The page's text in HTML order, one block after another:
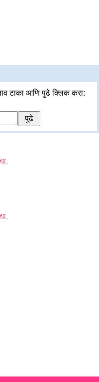
टाका आणि पुढे क्लिक करा: